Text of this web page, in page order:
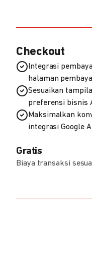
Checkout
Integrasi
halaman
Sesuaikan
preferensi bisnis
Maksimalkan
integrasi Google
Gratis
Biaya transaksi